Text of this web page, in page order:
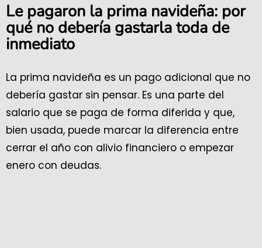
Le pagaron la prima navideña: por
qué no debería gastarla toda de
inmediato
La prima navideña es un pago adicional que no
debería gastar sin pensar. Es una parte del
salario que se paga de forma diferida y que,
bien usada, puede marcar la diferencia entre
cerrar el año con alivio financiero o empezar
enero con deudas.